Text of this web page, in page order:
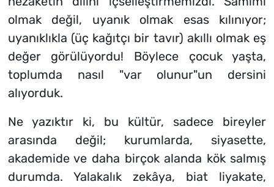
olmak değil, uyanık olmak esas kılınıyor;
uyanıklıkla (üç kağıtçı bir tavır) akıllı olmak eş
değer görülüyordu! Böylece çocuk yaşta,
toplumda nasıl "var olunur"un dersini
alıyorduk.
Ne yazıktır ki, bu kültür, sadece bireyler
arasında değil; kurumlarda, siyasette,
akademide ve daha birçok alanda kök salmış
durumda. Yalakalık zekâya, biat liyakate,